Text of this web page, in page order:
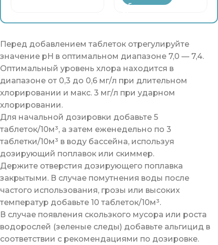
Перед добавлением таблеток отрегулируйте
значение pH в оптимальном диапазоне 7,0 — 7,4.
Оптимальный уровень хлора находится в
диапазоне от 0,3 до 0,6 мг/л при длительном
хлорировании и макс. 3 мг/л при ударном
хлорировании.
Для начальной дозировки добавьте 5
таблеток/10м³, а затем еженедельно по 3
таблетки/10м³ в воду бассейна, используя
дозирующий поплавок или скиммер.
Держите отверстия дозирующего поплавка
закрытыми. В случае помутнения воды после
частого использования, грозы или высоких
температур добавьте 10 таблеток/10м³.
В случае появления скользкого мусора или роста
водорослей (зеленые следы) добавьте альгицид в
соответствии с рекомендациями по дозировке.